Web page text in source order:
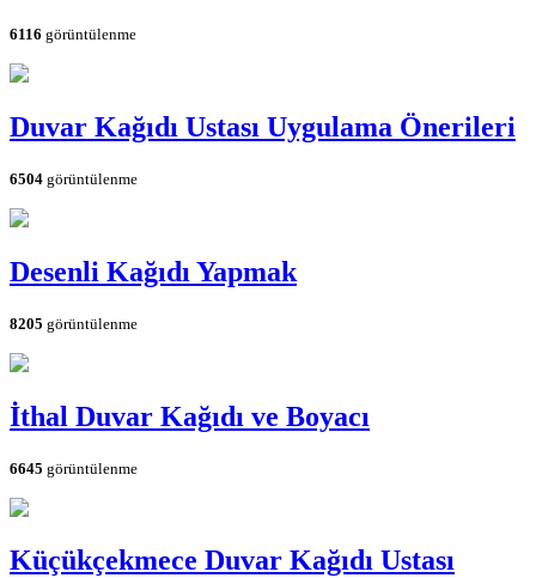
6116 görüntülenme
Duvar Kağıdı Ustası Uygulama Önerileri
6504 görüntülenme
Desenli Kağıdı Yapmak
8205 görüntülenme
İthal Duvar Kağıdı ve Boyacı
6645 görüntülenme
Küçükçekmece Duvar Kağıdı Ustası